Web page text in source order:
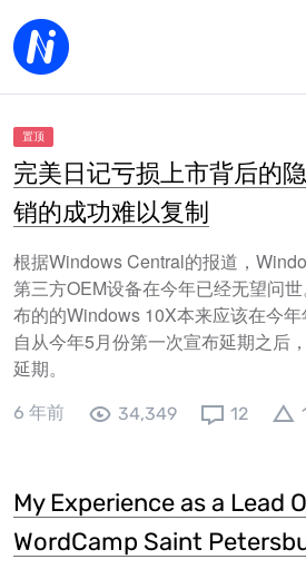
置顶
完美日记亏损上市背后的
销的成功难以复制
根据Windows Central的报道，
第三方OEM设备在今年已经无望问
布的的Windows 10X本来应该在今
自从今年5月份第一次宣布延期之后
延期。
6 年前 34,349 12
My Experience as a Lead
WordCamp Saint